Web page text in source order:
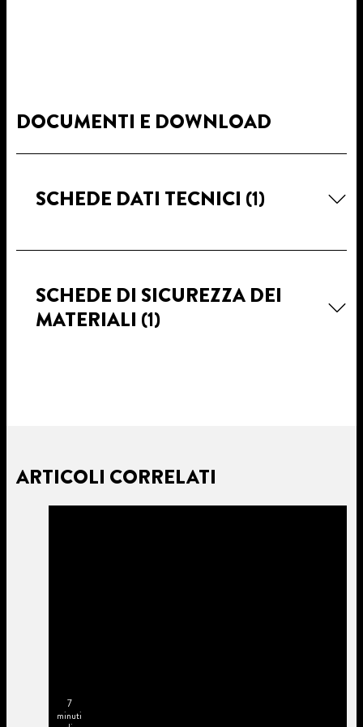
DOCUMENTI E DOWNLOAD
SCHEDE DATI TECNICI (1)
SCHEDE DI SICUREZZA DEI
MATERIALI (1)
ARTICOLI CORRELATI
7
minuti